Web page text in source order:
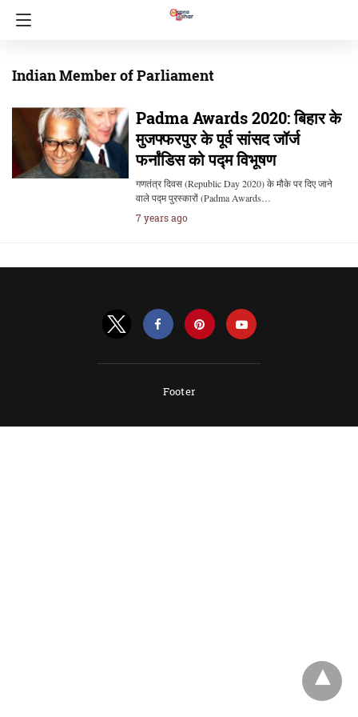
Indian Member of Parliament
Padma Awards 2020: बिहार के
मुजफ्फरपुर के पूर्व सांसद जॉर्ज
फर्नांडिस को पद्म विभूषण
गणतंत्र दिवस (Republic Day 2020) के मौके पर दिए जाने
वाले पद्म पुरस्कारों (Padma Awards…
7 years ago
Footer